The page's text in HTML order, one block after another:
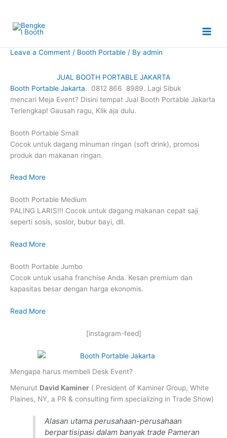
content
Leave a Comment / Booth Portable / By admin
JUAL BOOTH PORTABLE JAKARTA
Booth Portable Jakarta. 0812 866 8989. Lagi Sibuk
mencari Meja Event? Disini tempat Jual Booth Portable Jakarta
Terlengkap! Gausah ragu, Klik aja dulu.
Booth Portable Small
Cocok untuk dagang minuman ringan (soft drink), promosi
produk dan makanan ringan.
Read More
Booth Portable Medium
PALING LARIS!!! Cocok untuk dagang makanan cepat saji
seperti sosis, soslor, bubur bayi, dll.
Read More
Booth Portable Jumbo
Cocok untuk usaha franchise Anda. Kesan premium dan
kapasitas besar dengan harga ekonomis.
Read More
[instagram-feed]
Mengapa harus membeli Desk Event?
Menurut David Kaminer ( President of Kaminer Group, White
Plaines, NY, a PR & consulting firm specializing in Trade Show)
Alasan utama perusahaan-perusahaan
berpartisipasi dalam banyak trade Pameran